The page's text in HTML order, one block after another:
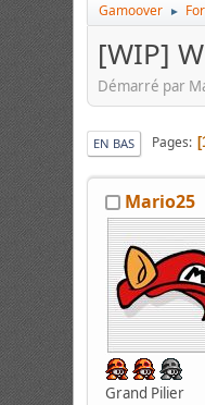
Gamoover ►
[WIP]
Démarré par
EN BAS Pages
Mario25
Grand Pilier